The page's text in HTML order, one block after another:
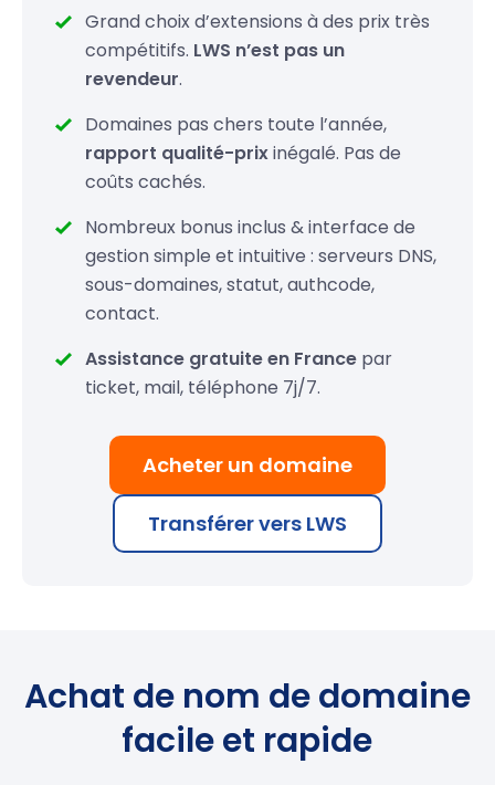
.in
19,99 €
.io
52.99
.lc
69,99 €
Grand choix d’extensions à des prix très
compétitifs. LWS n’est pas un
revendeur.
Domaines pas chers toute l’année,
rapport qualité-prixinégalé. Pas de
coûts cachés.
Nombreux bonus inclus & interface de
gestion simple et intuitive : serveurs DNS,
sous-domaines, statut, authcode,
contact.
Assistance gratuite en France par
ticket, mail, téléphone 7j/7.
Acheter un domaine
Transférer vers LWS
Achat de nom de domaine
facile et rapide